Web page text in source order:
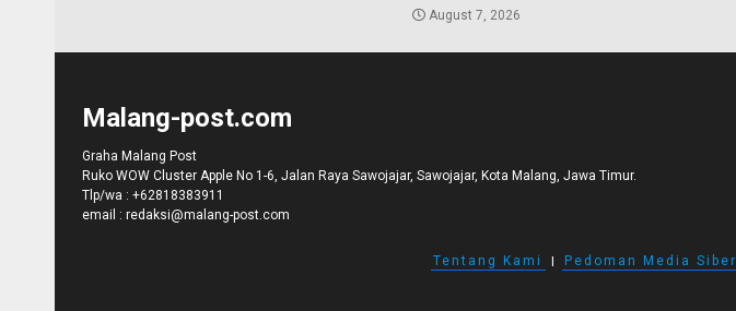
August 7, 2026
Malang-post.com
Graha Malang Post
Ruko WOW Cluster Apple No 1-6, Jalan Raya Sawojajar, Sawojajar, Kota Malang, Jawa Timur.
Tlp/wa : +62818383911
email : redaksi@malang-post.com
Tentang Kami I Pedoman Media Siber